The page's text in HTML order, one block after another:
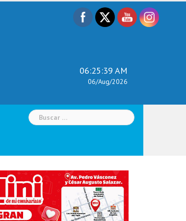
06:25:40 AM
06/Aug/2026
Buscar: